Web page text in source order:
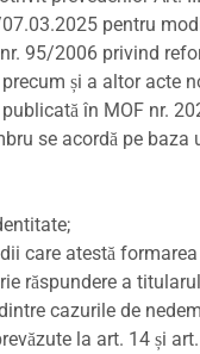
pentru
95/2006 privind
și a altor acte
în MOF nr.
se acordă pe baza
care atestă
răspundere a
cazurile de
la art. 14 și